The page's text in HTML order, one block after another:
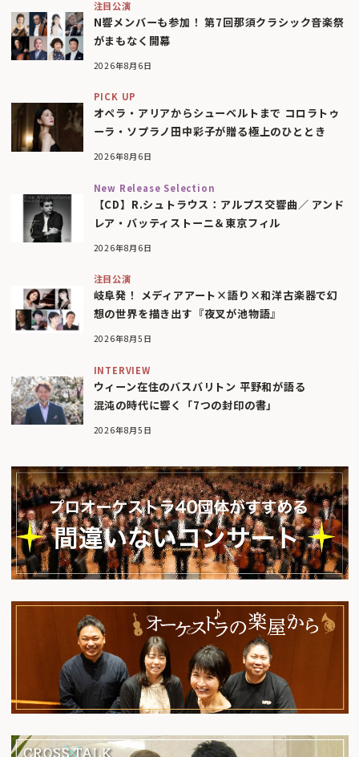
注目公演
N響メンバーも参加！ 第7回那須クラシック音楽祭
がまもなく開幕
2026年8月6日
PICK UP
オペラ・アリアからシューベルトまで コロラトゥ
ーラ・ソプラノ田中彩子が贈る極上のひととき
2026年8月6日
New Release Selection
【CD】R.シュトラウス：アルプス交響曲／ アンド
レア・バッティストーニ＆東京フィル
2026年8月6日
注目公演
岐阜発！ メディアアート×語り×和洋古楽器で幻
想の世界を描き出す『夜叉が池物語』
2026年8月5日
INTERVIEW
ウィーン在住のバスバリトン 平野和が語る
混沌の時代に響く「7つの封印の書」
2026年8月5日